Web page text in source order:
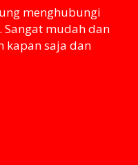
menghubungi
mudah dan
kapan saja dan